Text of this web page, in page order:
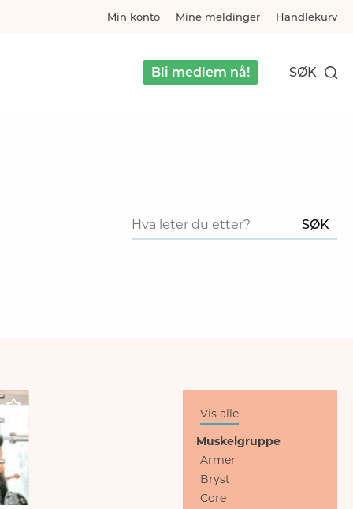
Min konto Mine meldinger Handlekurv
Bli medlem nå! SØK
Vis alle
Muskelgruppe
Armer
Bryst
Core